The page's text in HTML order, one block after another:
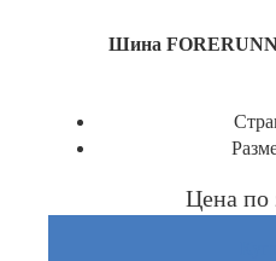
Шина
Цена по